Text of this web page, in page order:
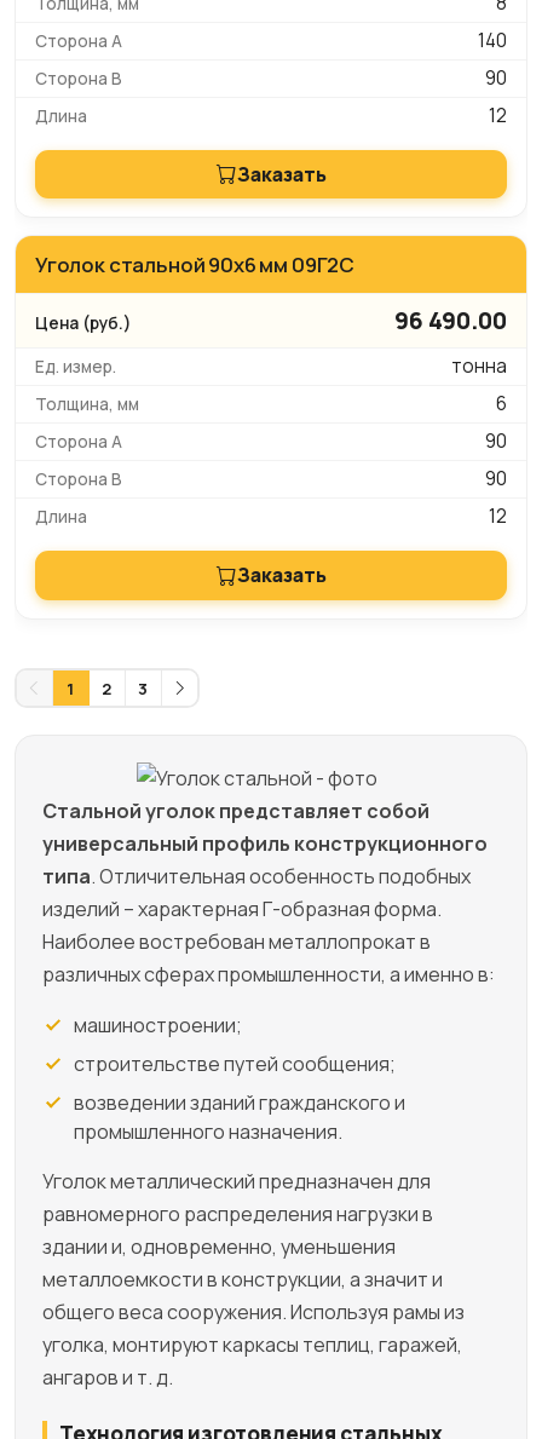
140
90
12
Заказать
Уголок стальной 90х6 мм 09Г2С
96 490.00
тонна
6
90
90
12
Заказать
1 2 3
Стальной уголок представляет собой
универсальный профиль конструкционного
типа. Отличительная особенность подобных
изделий – характерная Г-образная форма.
Наиболее востребован металлопрокат в
различных сферах промышленности, а именно в:
машиностроении;
строительстве путей сообщения;
возведении зданий гражданского и
промышленного назначения.
Уголок металлический предназначен для
равномерного распределения нагрузки в
здании и, одновременно, уменьшения
металлоемкости в конструкции, а значит и
общего веса сооружения. Используя рамы из
уголка, монтируют каркасы теплиц, гаражей,
ангаров и т. д.
Технология изготовления стальных